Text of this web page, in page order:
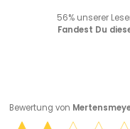
56% unserer
Fandest Du
Bewertung von